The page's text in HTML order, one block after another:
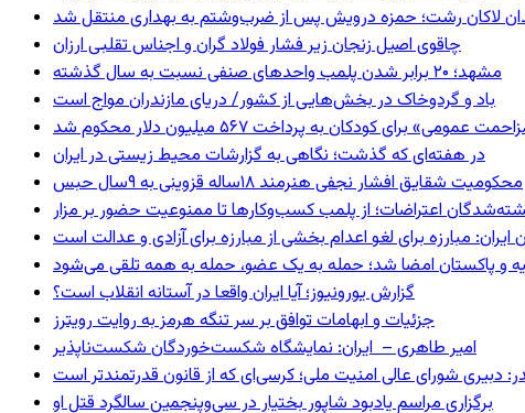
لاکان رشت؛ حمزه درویش پس از ضرب‌وشتم به بهداری منتقل شد
چاقوی اصیل زنجان زیر فشار فولاد گران و اجناس تقلبی ارزان
مشهد؛ ۲۰ برابر شدن پلمب واحدهای صنفی نسبت به سال گذشته
باد و گردوخاک در بخش‌هایی از کشور/ دریای مازندران مواج است
برای کودکان به پرداخت ۵۶۷ میلیون دلار محکوم شد
در هفته‌ای که گذشت؛ نگاهی به گزارشات محیط زیستی در ایران
محکومیت شقایق افشار نجفی هنرمند ۱۸ساله قزوینی به ۹سال حبس
اعتراضات؛ از پلمب کسب‌وکارها تا ممنوعیت حضور بر مزار
مبارزه برای لغو اعدام بخشی از مبارزه برای آزادی و عدالت است
و پاکستان امضا شد؛ حمله به یک عضو، حمله به همه تلقی می‌شود
گزارش یورونیوز؛ آیا ایران واقعا در آستانه انقلاب است؟
جزئیات و ابهامات توافق بر سر تنگه هرمز به روایت رویترز
امیر طاهری – ایران: نمایشگاه شکست‌خوردگان شکست‌ناپذیر
دبیری شورای عالی امنیت ملی؛ کرسی‌ای که از قانون قدرتمندتر است
برگزاری مراسم یادبود شاپور بختیار در سی‌وپنجمین سالگرد قتل او